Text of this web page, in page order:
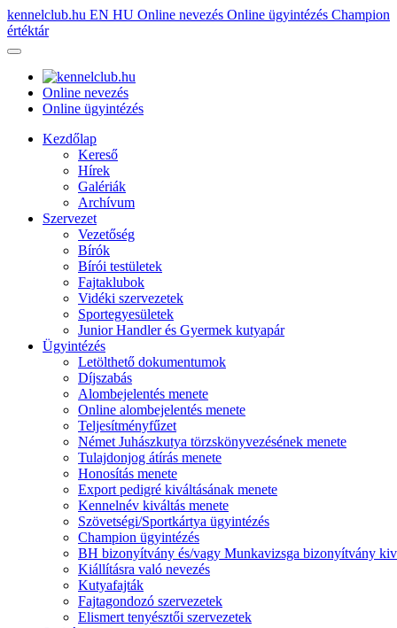
kennelclub.hu EN HU Online nevezés Online ügyintézés Champion
értéktár
Online nevezés
Online ügyintézés
Kezdőlap
Kereső
Hírek
Galériák
Archívum
Szervezet
Vezetőség
Bírók
Bírói testületek
Fajtaklubok
Vidéki szervezetek
Sportegyesületek
Junior Handler és Gyermek kutyapár
Ügyintézés
Letölthető dokumentumok
Díjszabás
Alombejelentés menete
Online alombejelentés menete
Teljesítményfűzet
Német Juhászkutya törzskönyvezésének menete
Tulajdonjog átírás menete
Honosítás menete
Export pedigré kiváltásának menete
Kennelnév kiváltás menete
Szövetségi/Sportkártya ügyintézés
Champion ügyintézés
BH bizonyítvány és/vagy Munkavizsga bizonyítvány
Kiállításra való nevezés
Kutyafajták
Fajtagondozó szervezetek
Elismert tenyésztői szervezetek